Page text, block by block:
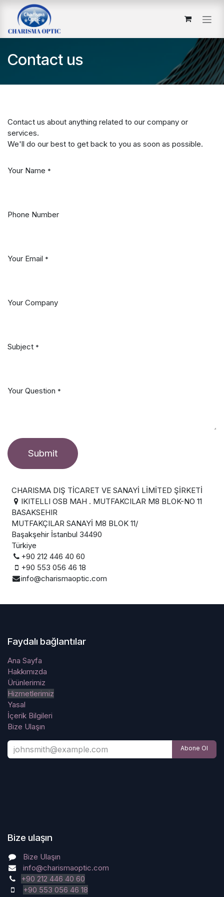
İçereği Atla
Contact us
Contact us about anything related to our company or
services.
We'll do our best to get back to you as soon as possible.
Your Name *
Phone Number
Your Email *
Your Company
Subject *
Your Question *
Submit
CHARISMA DIŞ TİCARET VE SANAYİ LİMİTED ŞİRKETİ
IKITELLI OSB MAH . MUTFAKCILAR M8 BLOK-NO 11
BASAKSEHIR
MUTFAKÇILAR SANAYİ M8 BLOK 11/
Başakşehir İstanbul 34490
Türkiye
+90 212 446 40 60
+90 553 056 46 18
info@charismaoptic.com
Faydalı bağlantılar
Ana Sayfa
Hakkımızda
Ürünlerimiz
Hizmetlerimiz
Yasal
İçerik Bilgileri
Bize Ulaşın
Abone Ol
Bize ulaşın
Bize Ulaşın
info@charismaoptic.com
+90 212 446 40 60
+90 553 056 46 18